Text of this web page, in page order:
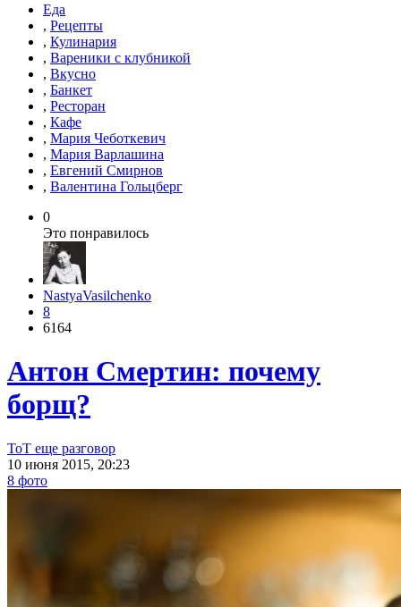
Еда
, Рецепты
, Кулинария
, Вареники с клубникой
, Вкусно
, Банкет
, Ресторан
, Кафе
, Мария Чеботкевич
, Мария Варлашина
, Евгений Смирнов
, Валентина Гольцберг
0
Это понравилось
NastyaVasilchenko
8
6164
Антон Смертин: почему
борщ?
ТоТ еще разговор
10 июня 2015, 20:23
8 фото